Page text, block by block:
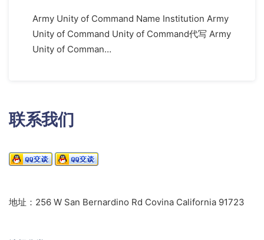
Army Unity of Command Name Institution Army
Unity of Command Unity of Command代写 Army
Unity of Comman…
联系我们
地址：256 W San Bernardino Rd Covina California 91723